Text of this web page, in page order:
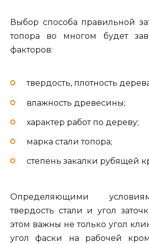
Выбор способа правильной
топора во многом будет
факторов:
твердость, плотность
влажность древесины;
характер работ по дереву;
марка стали топора;
степень закалки рубящей
Определяющими
твердость стали и угол
этом важны не только угол
угол фаски на рабочей